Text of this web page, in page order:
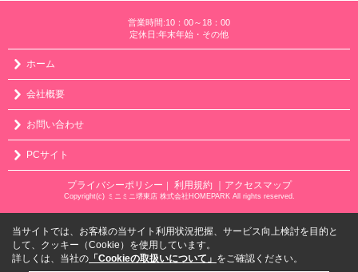
営業時間:10：00～18：00
定休日:年末年始・その他
ホーム
会社概要
お問い合わせ
PCサイト
プライバシーポリシー ｜ 利用規約 ｜アクセスマップ
Copyright(c) ミニミニ堺東店 株式会社HOMEPARK All rights reserved.
当サイトでは、お客様の当サイト利用状況把握、サービス向上検討を目的と
して、クッキー（Cookie）を使用しています。
詳しくは、当社の 「Cookieの取扱いについて」 をご確認ください。